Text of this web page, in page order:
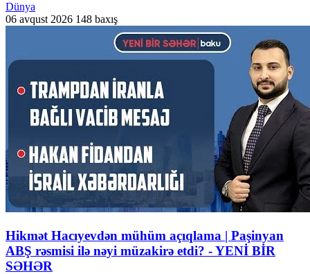
Dünya
06 avqust 2026 148 baxış
Hikmət Hacıyevdən mühüm açıqlama | Paşinyan
ABŞ rəsmisi ilə nəyi müzakirə etdi? - YENİ BİR
SƏHƏR